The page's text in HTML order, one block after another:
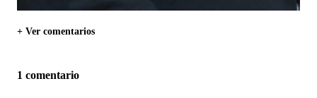
+ Ver comentarios
1 comentario